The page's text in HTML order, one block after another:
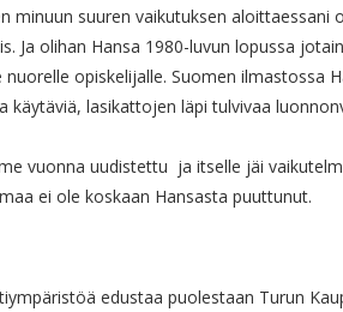
minuun suuren vaikutuksen aloittaessani
Ja olihan Hansa 1980-luvun lopussa
opiskelijalle. Suomen ilmastossa
käytäviä, lasikattojen läpi tulvivaa
vuonna uudistettu ja itselle jäi
ei ole koskaan Hansasta puuttunut.
edustaa puolestaan Turun